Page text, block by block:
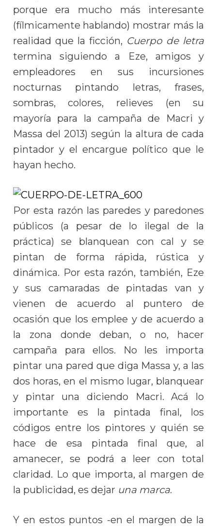
porque era mucho más interesante
(fílmicamente hablando) mostrar más la
realidad que la ficción, Cuerpo de letra
termina siguiendo a Eze, amigos y
empleadores en sus incursiones
nocturnas pintando letras, frases,
sombras, colores, relieves (en su
mayoría para la campaña de Macri y
Massa del 2013) según la altura de cada
pintador y el encargue político que le
hayan hecho.
Por esta razón las paredes y paredones
públicos (a pesar de lo ilegal de la
práctica) se blanquean con cal y se
pintan de forma rápida, rústica y
dinámica. Por esta razón, también, Eze
y sus camaradas de pintadas van y
vienen de acuerdo al puntero de
ocasión que los emplee y de acuerdo a
la zona donde deban, o no, hacer
campaña para ellos. No les importa
pintar una pared que diga Massa y, a las
dos horas, en el mismo lugar, blanquear
y pintar una diciendo Macri. Acá lo
importante es la pintada final, los
códigos entre los pintores y quién se
hace de esa pintada final que, al
amanecer, se podrá a leer con total
claridad. Lo que importa, al margen de
la publicidad, es dejar una marca.
Y en estos puntos -en el margen de la